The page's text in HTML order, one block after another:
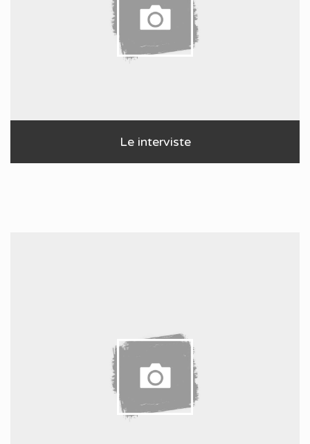
Le interviste